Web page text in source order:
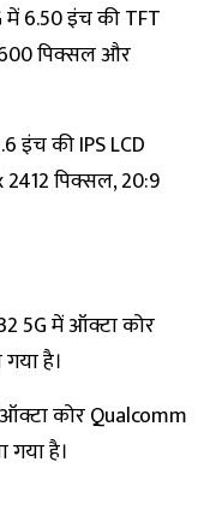
में 6.50 इंच की TFT
पिक्सल और
इंच की IPS LCD
2412 पिक्सल, 20:9
5G में ऑक्टा कोर
है।
कोर Qualcomm
गया है।